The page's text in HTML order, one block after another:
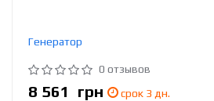
Генератор
0 отзывов
8 561 грн
срок 3 дн.